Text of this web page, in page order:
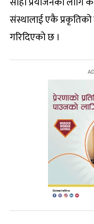
संस्थालाई एकै
गरिदिएको छ ।